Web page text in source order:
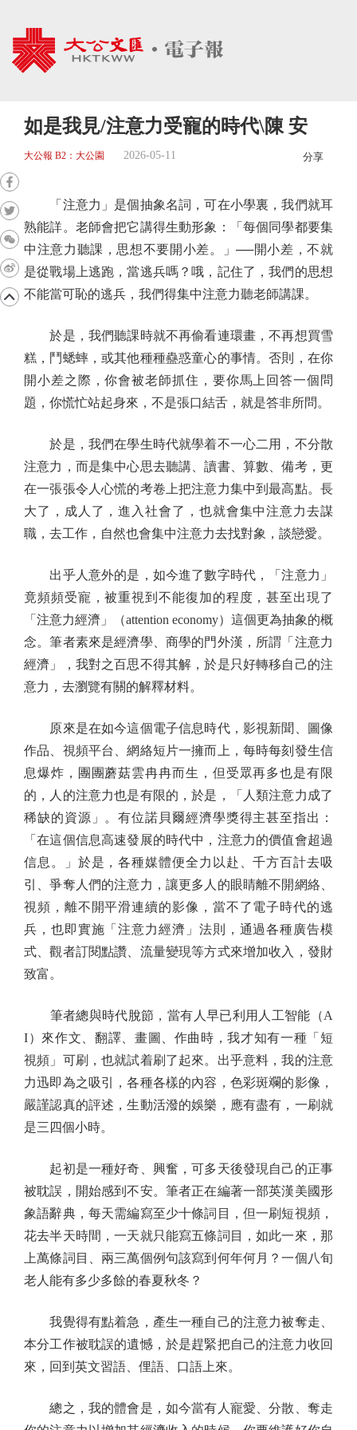
如是我見/注意力受寵的時代\陳 安
大公報 B2：大公園 2026-05-11 分享
「注意力」是個抽象名詞，可在小學裏，我們就耳
熟能詳。老師會把它講得生動形象：「每個同學都要集
中注意力聽課，思想不要開小差。」──開小差，不就
是從戰場上逃跑，當逃兵嗎？哦，記住了，我們的思想
不能當可恥的逃兵，我們得集中注意力聽老師講課。
於是，我們聽課時就不再偷看連環畫，不再想買雪
糕，鬥蟋蟀，或其他種種蠱惑童心的事情。否則，在你
開小差之際，你會被老師抓住，要你馬上回答一個問
題，你慌忙站起身來，不是張口結舌，就是答非所問。
於是，我們在學生時代就學着不一心二用，不分散
注意力，而是集中心思去聽講、讀書、算數、備考，更
在一張張令人心慌的考卷上把注意力集中到最高點。長
大了，成人了，進入社會了，也就會集中注意力去謀
職，去工作，自然也會集中注意力去找對象，談戀愛。
出乎人意外的是，如今進了數字時代，「注意力」
竟頻頻受寵，被重視到不能復加的程度，甚至出現了
「注意力經濟」（attention economy）這個更為抽象的概
念。筆者素來是經濟學、商學的門外漢，所謂「注意力
經濟」，我對之百思不得其解，於是只好轉移自己的注
意力，去瀏覽有關的解釋材料。
原來是在如今這個電子信息時代，影視新聞、圖像
作品、視頻平台、網絡短片一擁而上，每時每刻發生信
息爆炸，團團蘑菇雲冉冉而生，但受眾再多也是有限
的，人的注意力也是有限的，於是，「人類注意力成了
稀缺的資源」。有位諾貝爾經濟學獎得主甚至指出：
「在這個信息高速發展的時代中，注意力的價值會超過
信息。」於是，各種媒體便全力以赴、千方百計去吸
引、爭奪人們的注意力，讓更多人的眼睛離不開網絡、
視頻，離不開平滑連續的影像，當不了電子時代的逃
兵，也即實施「注意力經濟」法則，通過各種廣告模
式、觀者訂閱點讚、流量變現等方式來增加收入，發財
致富。
筆者總與時代脫節，當有人早已利用人工智能（A
I）來作文、翻譯、畫圖、作曲時，我才知有一種「短
視頻」可刷，也就試着刷了起來。出乎意料，我的注意
力迅即為之吸引，各種各樣的內容，色彩斑斕的影像，
嚴謹認真的評述，生動活潑的娛樂，應有盡有，一刷就
是三四個小時。
起初是一種好奇、興奮，可多天後發現自己的正事
被耽誤，開始感到不安。筆者正在編著一部英漢美國形
象語辭典，每天需編寫至少十條詞目，但一刷短視頻，
花去半天時間，一天就只能寫五條詞目，如此一來，那
上萬條詞目、兩三萬個例句該寫到何年何月？一個八旬
老人能有多少多餘的春夏秋冬？
我覺得有點着急，產生一種自己的注意力被奪走、
本分工作被耽誤的遺憾，於是趕緊把自己的注意力收回
來，回到英文習語、俚語、口語上來。
總之，我的體會是，如今當有人寵愛、分散、奪走